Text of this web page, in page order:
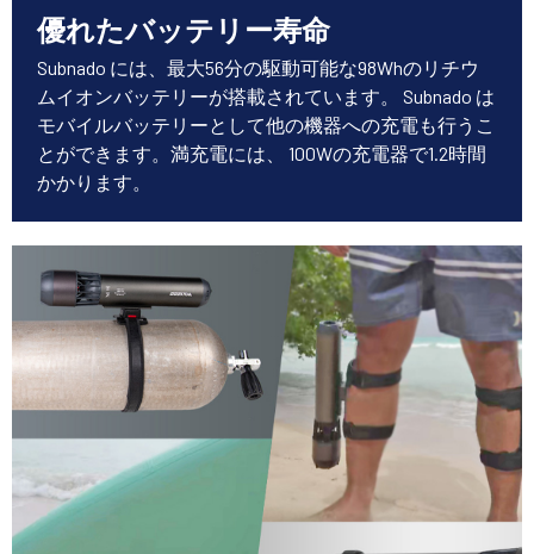
優れたバッテリー寿命
Subnado には、最大56分の駆動可能な98Whのリチウ
ムイオンバッテリーが搭載されています。 Subnado は
モバイルバッテリーとして他の機器への充電も行うこ
とができます。満充電には、 100Wの充電器で1.2時間
かかります。